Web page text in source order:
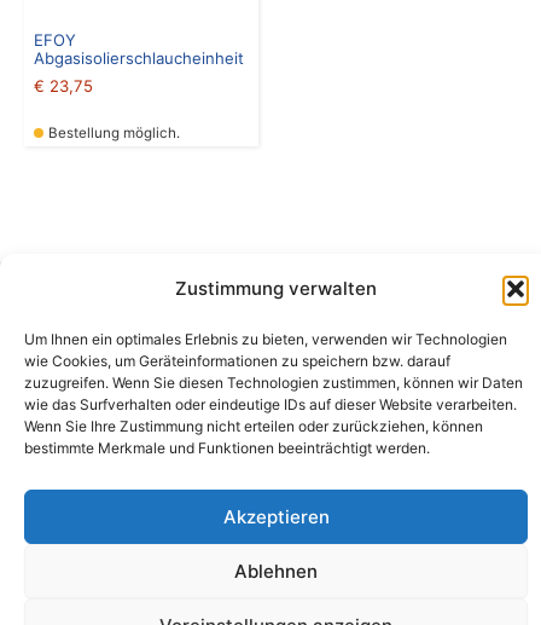
Zustimmung verwalten
Um Ihnen ein optimales Erlebnis zu bieten, verwenden wir Technologien
wie Cookies, um Geräteinformationen zu speichern bzw. darauf
zuzugreifen. Wenn Sie diesen Technologien zustimmen, können wir Daten
wie das Surfverhalten oder eindeutige IDs auf dieser Website verarbeiten.
Wenn Sie Ihre Zustimmung nicht erteilen oder zurückziehen, können
bestimmte Merkmale und Funktionen beeinträchtigt werden.
Akzeptieren
Ablehnen
EFOY
Abgasisolierschlaucheinheit
€ 23,75
Bestellung möglich.
Peter-Leardi-Weg 4, 8054 Graz
Steiermark / Österreich​
+43 316 225711​ • info@campingbergler.at​
Impressum
AGB
Widerrufsrecht und Formular
Datenschutzerklärung